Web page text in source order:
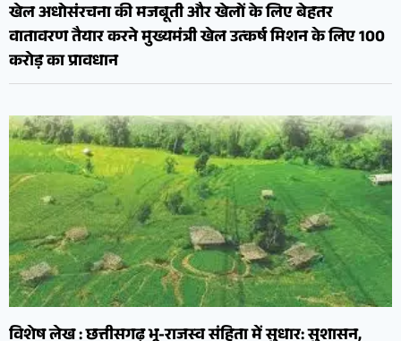
खेल अधोसंरचना की मजबूती और खेलों के लिए बेहतर
वातावरण तैयार करने मुख्यमंत्री खेल उत्कर्ष मिशन के लिए 100
करोड़ का प्रावधान